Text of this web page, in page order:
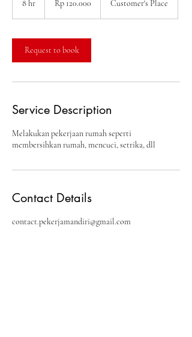
8 hr
Indonesia
Rp 120.000 Customer's Place
Request to book
Service Description
Melakukan pekerjaan rumah seperti
membersihkan rumah, mencuci, setrika, dll
Contact Details
contact.pekerjamandiri@gmail.com